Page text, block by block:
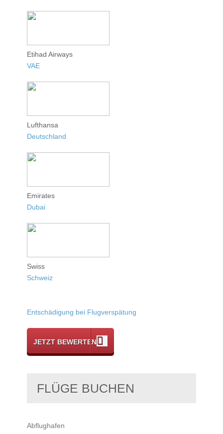
Etihad Airways
VAE
Lufthansa
Deutschland
Emirates
Dubai
Swiss
Schweiz
Entschädigung bei Flugverspätung
JETZT BEWERTEN
FLÜGE BUCHEN